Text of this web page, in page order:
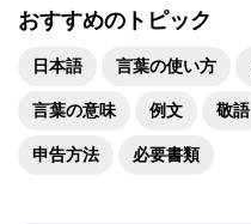
おすすめのトピック
日本語 言葉の使い方
言葉の意味
例文 敬語
申告方法
必要書類